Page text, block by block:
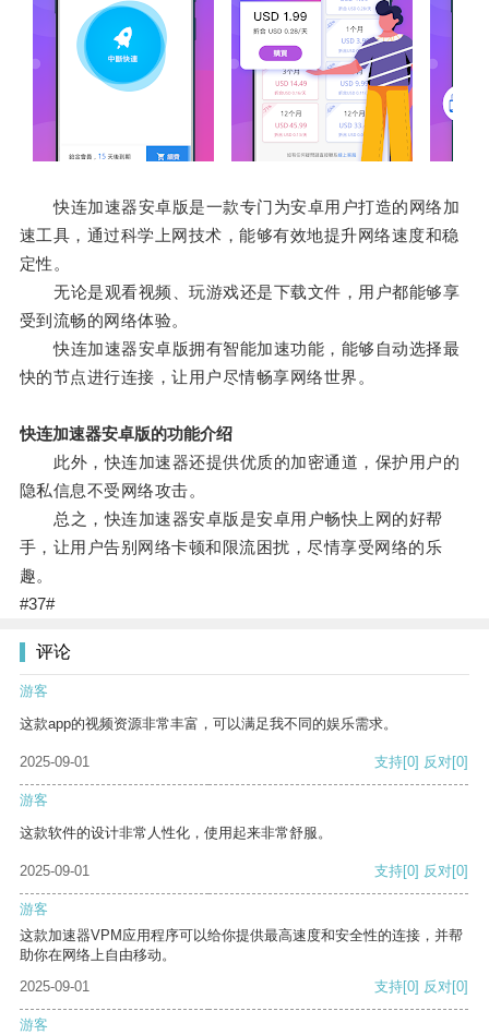
快连加速器安卓版是一款专门为安卓用户打造的网络加
速工具，通过科学上网技术，能够有效地提升网络速度和稳
定性。
无论是观看视频、玩游戏还是下载文件，用户都能够享
受到流畅的网络体验。
快连加速器安卓版拥有智能加速功能，能够自动选择最
快的节点进行连接，让用户尽情畅享网络世界。
快连加速器安卓版的功能介绍
此外，快连加速器还提供优质的加密通道，保护用户的
隐私信息不受网络攻击。
总之，快连加速器安卓版是安卓用户畅快上网的好帮
手，让用户告别网络卡顿和限流困扰，尽情享受网络的乐
趣。
#37#
评论
游客
这款app的视频资源非常丰富，可以满足我不同的娱乐需求。
2025-09-01 支持[0] 反对[0]
游客
这款软件的设计非常人性化，使用起来非常舒服。
2025-09-01 支持[0] 反对[0]
游客
这款加速器VPM应用程序可以给你提供最高速度和安全性的连接，并帮
助你在网络上自由移动。
2025-09-01
支持[0] 反对[0]
游客